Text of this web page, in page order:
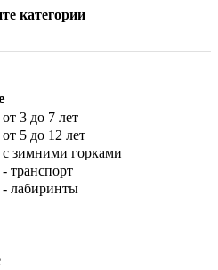
категории
3 до 7 лет
5 до 12 лет
зимними горками
транспорт
лабиринты